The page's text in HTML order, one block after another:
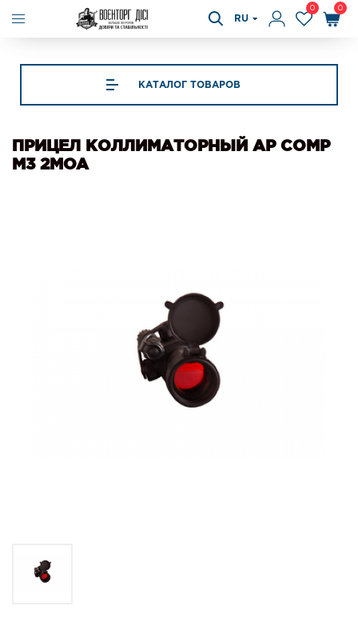
RU
0 0
КАТАЛОГ ТОВАРОВ
ПРИЦЕЛ КОЛЛИМАТОРНЫЙ AP COMP
M3 2MOA